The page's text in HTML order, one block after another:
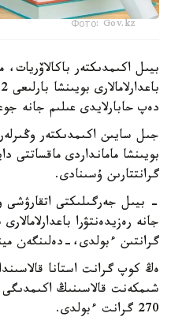
Фото: Gov.kz
بيىل اكىمدىكتەر باكالاۆريات،
دەپ حابارلايدى عىلىم جانە
جىل سايىن اكىمدىكتەر
بويىنشا مامانداردى ماقساتتى
گرانتتارىن ۇسىنادى.
- بيىل جەرگىلىكتى اتقارۋشى
گرانتىن ءبولدى،-دەلىنگەن
270 گرانت ءبولدى.